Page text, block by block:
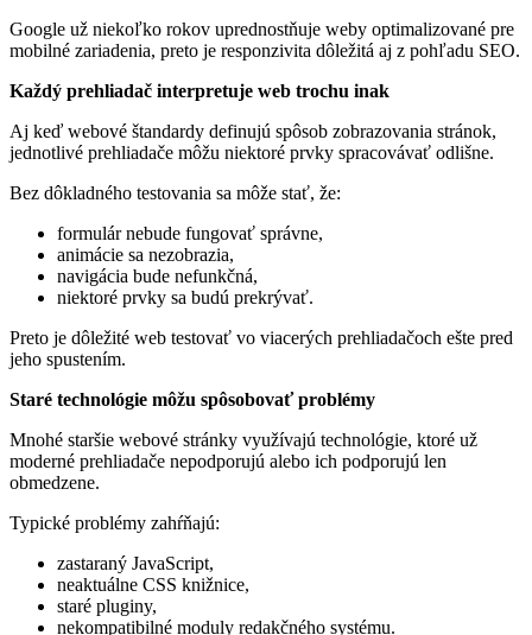
Google už niekoľko rokov uprednostňuje weby optimalizované pre
mobilné zariadenia, preto je responzivita dôležitá aj z pohľadu SEO.
Každý prehliadač interpretuje web trochu inak
Aj keď webové štandardy definujú spôsob zobrazovania stránok,
jednotlivé prehliadače môžu niektoré prvky spracovávať odlišne.
Bez dôkladného testovania sa môže stať, že:
formulár nebude fungovať správne,
animácie sa nezobrazia,
navigácia bude nefunkčná,
niektoré prvky sa budú prekrývať.
Preto je dôležité web testovať vo viacerých prehliadačoch ešte pred
jeho spustením.
Staré technológie môžu spôsobovať problémy
Mnohé staršie webové stránky využívajú technológie, ktoré už
moderné prehliadače nepodporujú alebo ich podporujú len
obmedzene.
Typické problémy zahŕňajú:
zastaraný JavaScript,
neaktuálne CSS knižnice,
staré pluginy,
nekompatibilné moduly redakčného systému.